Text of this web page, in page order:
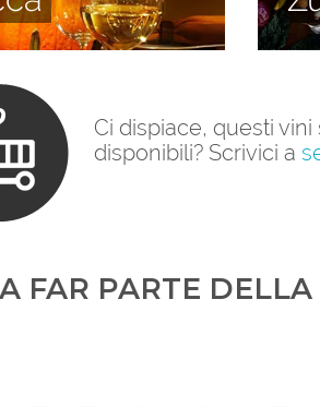
Ci dispiace, questi
disponibili? Scrivici a
FAR PARTE